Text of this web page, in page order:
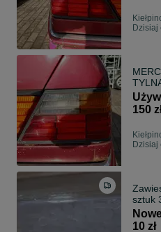
Dzisiaj
150
Dzisiaj
sztuk
10 zł